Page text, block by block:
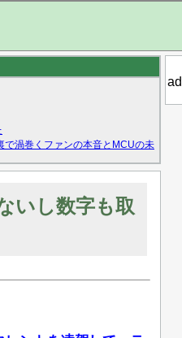
で渦巻くファンの本音とMCUの未
いし数字も取